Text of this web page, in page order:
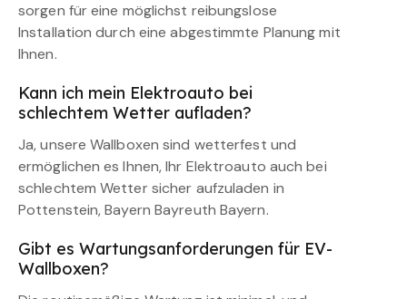
sorgen für eine möglichst reibungslose
Installation durch eine abgestimmte Planung mit
Ihnen.
Kann ich mein Elektroauto bei
schlechtem Wetter aufladen?
Ja, unsere Wallboxen sind wetterfest und
ermöglichen es Ihnen, Ihr Elektroauto auch bei
schlechtem Wetter sicher aufzuladen in
Pottenstein, Bayern Bayreuth Bayern.
Gibt es Wartungsanforderungen für EV-
Wallboxen?